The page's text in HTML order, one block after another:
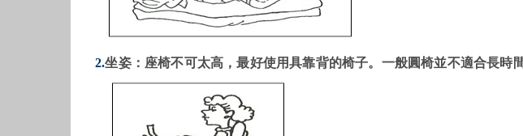
2.坐姿：座椅不可太高，最好使用具靠背的椅子。一般圓椅並不適合長時間